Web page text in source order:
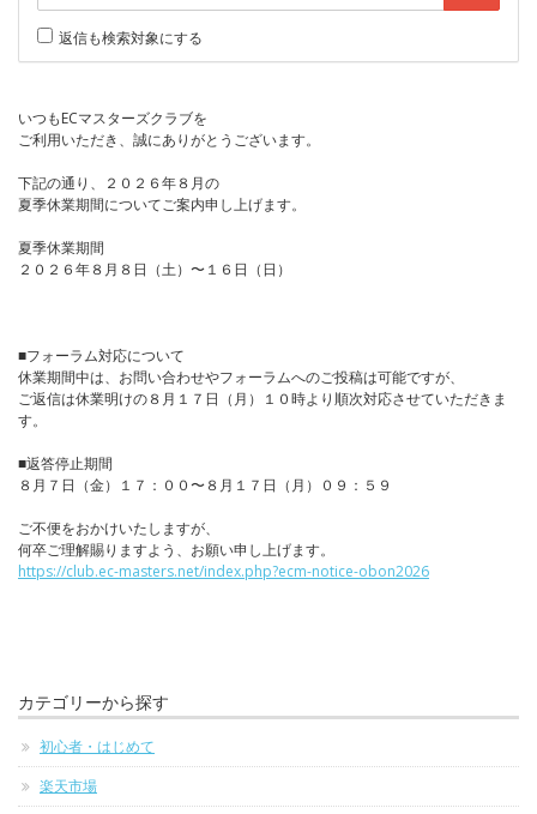
返信も検索対象にする
いつもECマスターズクラブを
ご利用いただき、誠にありがとうございます。
下記の通り、２０２６年８月の
夏季休業期間についてご案内申し上げます。
夏季休業期間
２０２６年８月８日（土）〜１６日（日）
■フォーラム対応について
休業期間中は、お問い合わせやフォーラムへのご投稿は可能ですが、
ご返信は休業明けの８月１７日（月）１０時より順次対応させていただきま
す。
■返答停止期間
８月７日（金）１７：００〜８月１７日（月）０９：５９
ご不便をおかけいたしますが、
何卒ご理解賜りますよう、お願い申し上げます。
https://club.ec-masters.net/index.php?ecm-notice-obon2026
カテゴリーから探す
初心者・はじめて
楽天市場